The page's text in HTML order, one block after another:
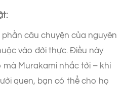
câu chuyện của nguyên
vào đời thực. Điều này
Murakami nhắc tới – khi
quen, bạn có thể cho họ